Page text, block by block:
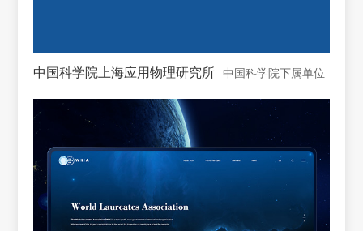
中国科学院上海应用物理研究所 中国科学院下属单位